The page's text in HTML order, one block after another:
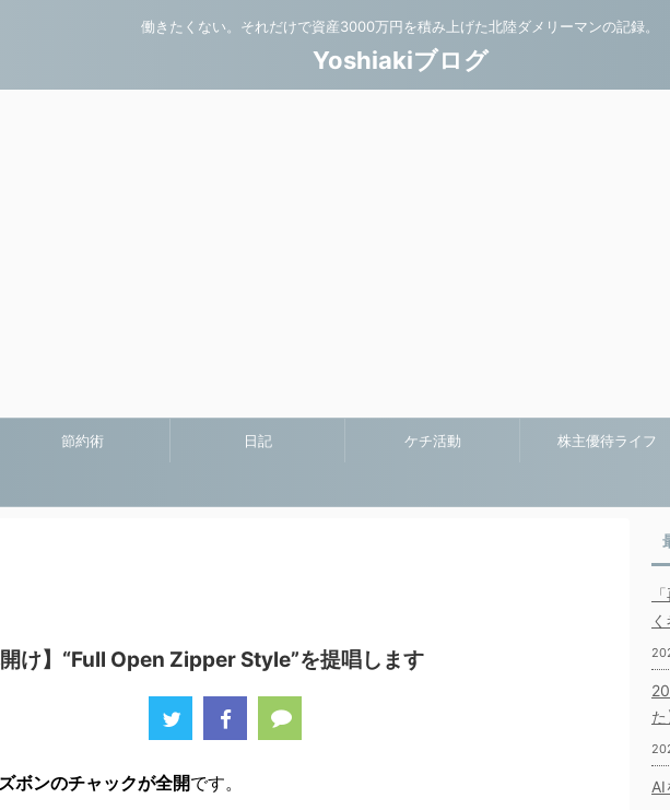
働きたくない。それだけで資産3000万円を積み上げた北陸ダメリーマンの記録。
Yoshiakiブログ
節約術 日記 ケチ活動 株主優待ライフ
開け】“Full Open Zipper Style”を提唱します
ズボンのチャックが全開です。
た
AI